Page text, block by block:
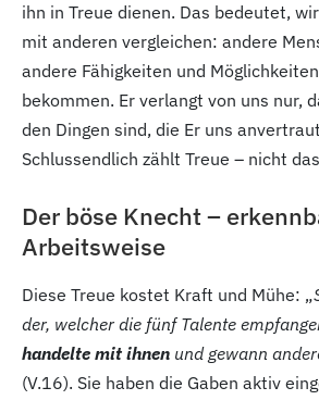
ihn in Treue dienen. Das bedeutet,
mit anderen vergleichen: andere
andere Fähigkeiten und
bekommen. Er verlangt von uns nur,
den Dingen sind, die Er uns
Schlussendlich zählt Treue – nicht
Der böse Knecht –
Arbeitsweise
Diese Treue kostet Kraft und Mühe: „
der, welcher die fünf Talente
handelte mit ihnen und gewann
(V.16). Sie haben die Gaben aktiv